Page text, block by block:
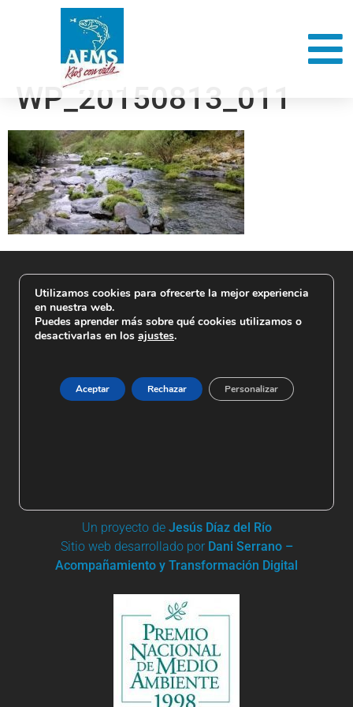
WP_20150813_011
Un proyecto de Jesús Díaz del Río
Sitio web desarrollado por Dani Serrano –
Acompañamiento y Transformación Digital
Utilizamos cookies para ofrecerte la mejor experiencia
en nuestra web.
Puedes aprender más sobre qué cookies utilizamos o
desactivarlas en los ajustes.
Aceptar Rechazar Personalizar